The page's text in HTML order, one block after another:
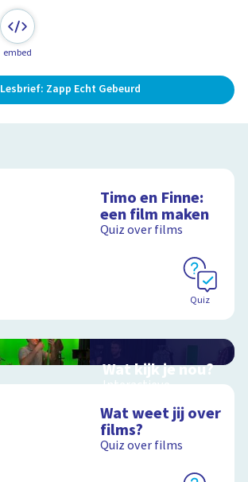
embed
Lesbrief: Zapp Echt Gebeurd
Timo en Finne:
een film maken
Quiz over films
Quiz
Wat kijk je nou?
Interactieve
en video
Schoolplaat
Wat weet jij over
films?
Quiz over films